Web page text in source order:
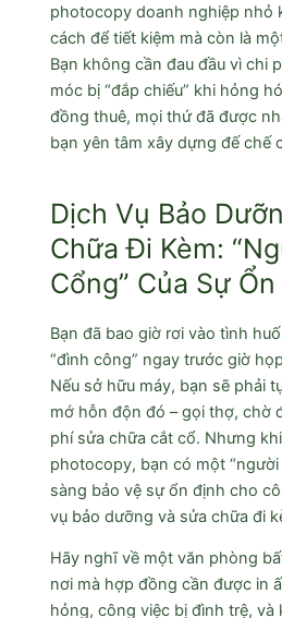
photocopy doanh nghiệp nhỏ
cách để tiết kiệm mà còn là
Bạn không cần đau đầu vì chi
móc bị “đắp chiếu” khi hỏng
đồng thuê, mọi thứ đã được
bạn yên tâm xây dựng đế chế
Dịch Vụ Bảo
Chữa Đi Kèm:
Cổng” Của Sự
Bạn đã bao giờ rơi vào tình
“đình công” ngay trước giờ
Nếu sở hữu máy, bạn sẽ phải
mớ hỗn độn đó – gọi thợ, chờ
phí sửa chữa cắt cổ. Nhưng
photocopy, bạn có một
sàng bảo vệ sự ổn định cho
vụ bảo dưỡng và sửa chữa đi
Hãy nghĩ về một văn phòng
nơi mà hợp đồng cần được in
hỏng, công việc bị đình trệ, và